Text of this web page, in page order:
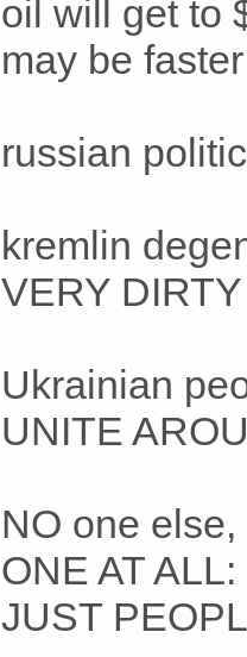
oil will get to
may be faster
russian
kremlin
VERY DIRTY
Ukrainian
UNITE
NO one
ONE AT ALL:
JUST